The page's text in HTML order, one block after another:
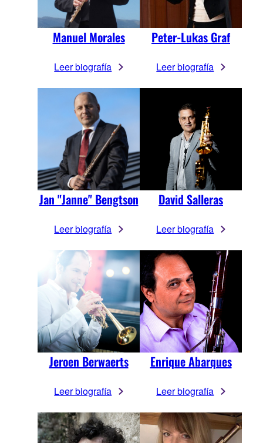
Manuel Morales
Leer biografía
Peter-Lukas Graf
Leer biografía
Jan "Janne" Bengtson
Leer biografía
David Salleras
Leer biografía
Jeroen Berwaerts
Leer biografía
Enrique Abarques
Leer biografía